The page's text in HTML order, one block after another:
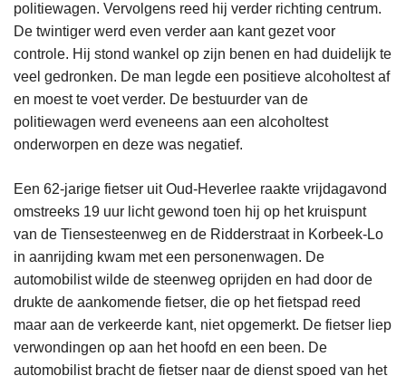
politiewagen. Vervolgens reed hij verder richting centrum.
De twintiger werd even verder aan kant gezet voor
controle. Hij stond wankel op zijn benen en had duidelijk te
veel gedronken. De man legde een positieve alcoholtest af
en moest te voet verder. De bestuurder van de
politiewagen werd eveneens aan een alcoholtest
onderworpen en deze was negatief.
Een 62-jarige fietser uit Oud-Heverlee raakte vrijdagavond
omstreeks 19 uur licht gewond toen hij op het kruispunt
van de Tiensesteenweg en de Ridderstraat in Korbeek-Lo
in aanrijding kwam met een personenwagen. De
automobilist wilde de steenweg oprijden en had door de
drukte de aankomende fietser, die op het fietspad reed
maar aan de verkeerde kant, niet opgemerkt. De fietser liep
verwondingen op aan het hoofd en een been. De
automobilist bracht de fietser naar de dienst spoed van het